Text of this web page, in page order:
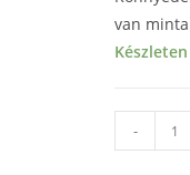
van
Készleten
-